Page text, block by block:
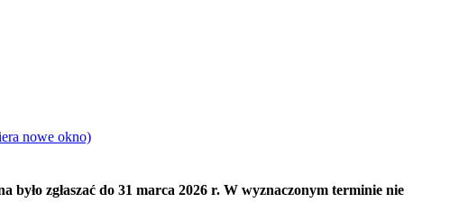
nowe okno)
zgłaszać do 31 marca 2026 r. W wyznaczonym terminie nie